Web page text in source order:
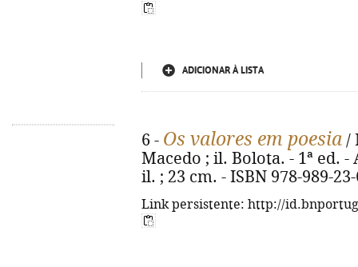
ADICIONAR À LISTA
6 - Os valores em poesia /
Macedo ; il. Bolota. - 1ª ed. -
il. ; 23 cm. - ISBN 978-989-
Link persistente: http://